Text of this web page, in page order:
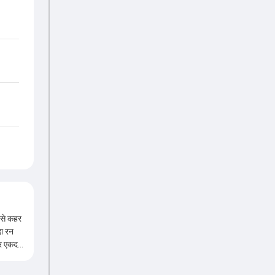
से कहर
रन